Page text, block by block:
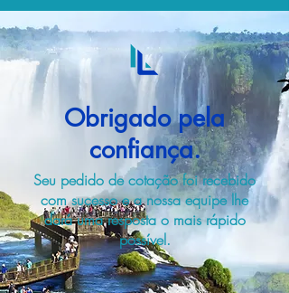
Obrigado pela
confiança.
Seu pedido de cotação foi recebido
com sucesso e a nossa equipe lhe
dará uma resposta o mais rápido
possível.